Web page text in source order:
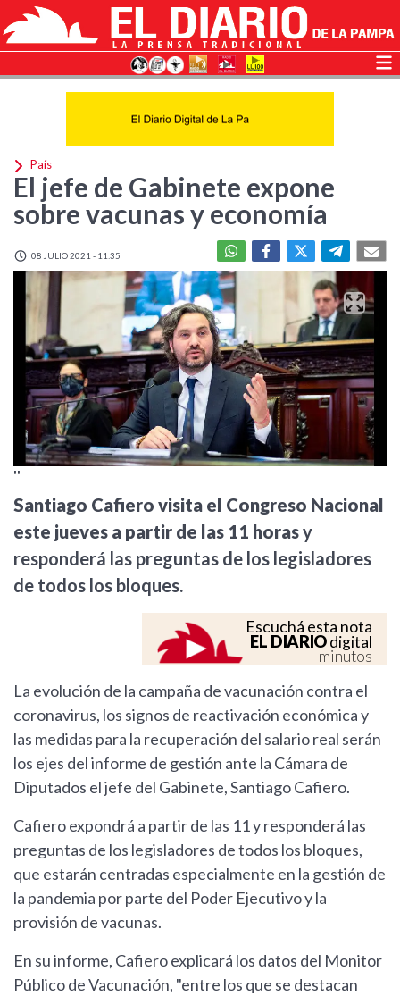
País
El jefe de Gabinete expone
sobre vacunas y economía
08 JULIO 2021 - 11:35
''
Santiago Cafiero visita el Congreso Nacional
este jueves a partir de las 11 horasy
responderá las preguntas de los legisladores
de todos los bloques.
Escuchá esta nota
EL DIARIOdigital
minutos
La evolución de la campaña de vacunación contra el
coronavirus, los signos de reactivación económica y
las medidas para la recuperación del salario real serán
los ejes del informe de gestión ante la Cámara de
Diputados el jefe del Gabinete, Santiago Cafiero.
Cafiero expondrá a partir de las 11 y responderá las
preguntas de los legisladores de todos los bloques,
que estarán centradas especialmente en la gestión de
la pandemia por parte del Poder Ejecutivo y la
provisión de vacunas.
En su informe, Cafiero explicará los datos del Monitor
Público de Vacunación, "entre los que se destacan